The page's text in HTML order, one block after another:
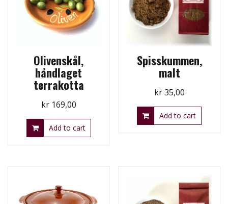
Olivenskål,
håndlaget
terrakotta
kr169,00
Add to cart
Spisskummen,
malt
kr35,00
Add to cart